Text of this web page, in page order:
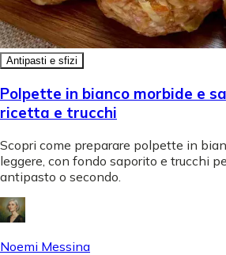
Antipasti e sfizi
Polpette in bianco morbide e
ricetta e trucchi
Scopri come preparare polpette in
leggere, con fondo saporito e trucchi
antipasto o secondo.
Noemi Messina